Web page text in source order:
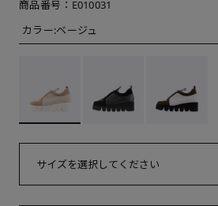
商品番号：E010031
カラー:ベージュ
サイズを選択してください